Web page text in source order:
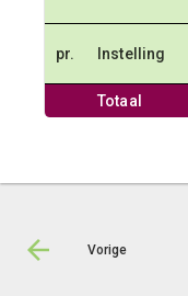
pr. Instelling
Totaal
Vorige